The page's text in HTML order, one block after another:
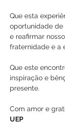
Que esta
oportunidade de
e reafirmar
fraternidade e a
Que este
inspiração e
presente.
Com amor e
UEP